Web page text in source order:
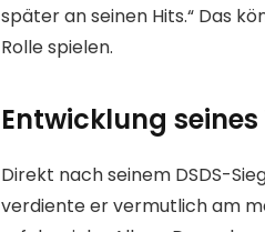
später an seinen Hits.“ Das
Rolle spielen.
Entwicklung seines
Direkt nach seinem DSDS-
verdiente er vermutlich am